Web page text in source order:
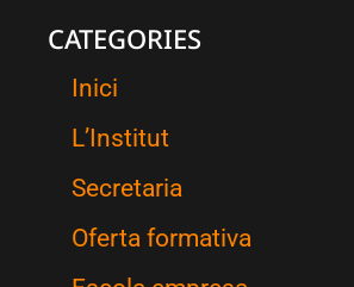
CATEGORIES
Inici
L’Institut
Secretaria
Oferta formativa